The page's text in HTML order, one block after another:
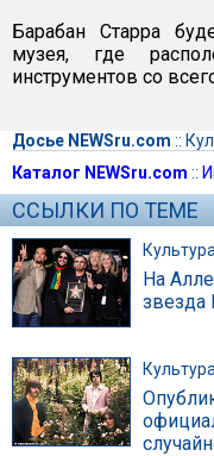
Барабан Старра
музея, где
инструментов со
Досье NEWSru.com ::
Каталог NEWSru.com ::
ССЫЛКИ ПО ТЕМЕ
Культура
На
звезда
Культура